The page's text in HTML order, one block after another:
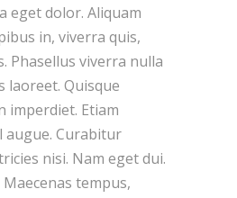
eget dolor. Aliquam
in, viverra quis,
Phasellus viverra nulla
laoreet. Quisque
imperdiet. Etiam
augue. Curabitur
nisi. Nam eget dui.
tempus,